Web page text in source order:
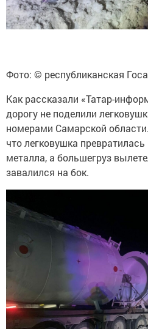
Фото: © республиканская
Как рассказали «Татар-
дорогу не поделили
номерами Самарской
что легковушка
металла, а большегруз
завалился на бок.